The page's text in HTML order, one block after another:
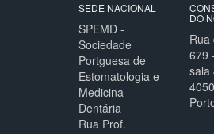
SEDE NACIONAL
SPEMD -
Sociedade
Portguesa de
Estomatologia e
Medicina
Dentária
Rua Prof.
DO
Rua
679
sala